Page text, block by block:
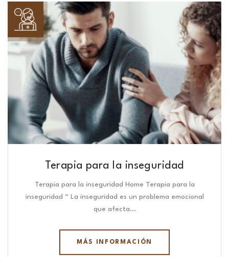
Terapia para la inseguridad
Terapia para la inseguridad Home Terapia para la
inseguridad “ La inseguridad es un problema emocional
que afecta…
MÁS INFORMACIÓN